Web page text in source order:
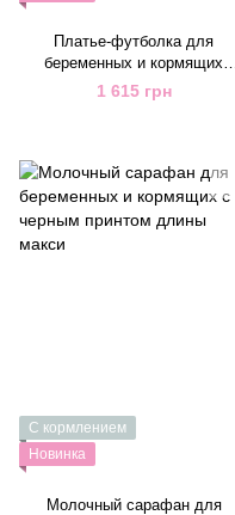
Платье-футболка для
беременных и кормящих
зеленое из мягкого трикотажа
в рубчик
1 615 грн
С кормлением
Новинка
Молочный сарафан для